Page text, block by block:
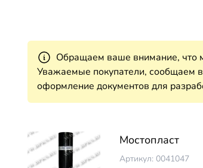
Обращаем ваше внимание, что
Уважаемые покупатели, сообщаем
оформление документов для
Мостопласт
Артикул: 0041047